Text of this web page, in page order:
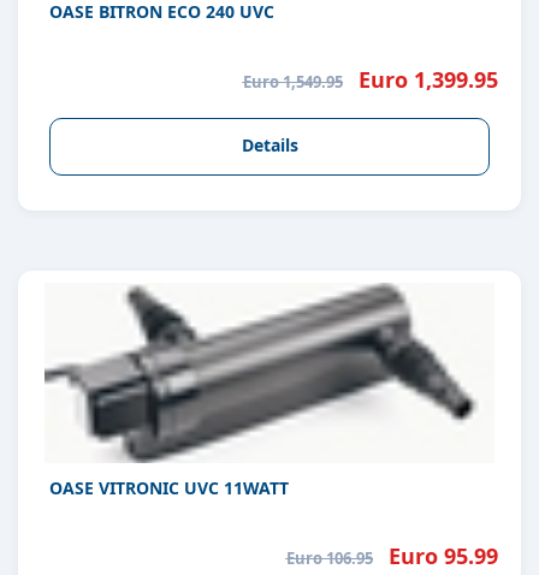
OASE BITRON ECO 240 UVC
Euro 1,549.95 Euro 1,399.95
Details
OASE VITRONIC UVC 11WATT
Euro 106.95 Euro 95.99